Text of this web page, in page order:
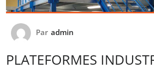
Par admin
PLATEFORMES